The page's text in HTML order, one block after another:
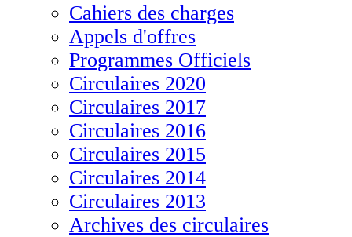
Cahiers des charges
Appels d'offres
Programmes Officiels
Circulaires 2020
Circulaires 2017
Circulaires 2016
Circulaires 2015
Circulaires 2014
Circulaires 2013
Archives des circulaires